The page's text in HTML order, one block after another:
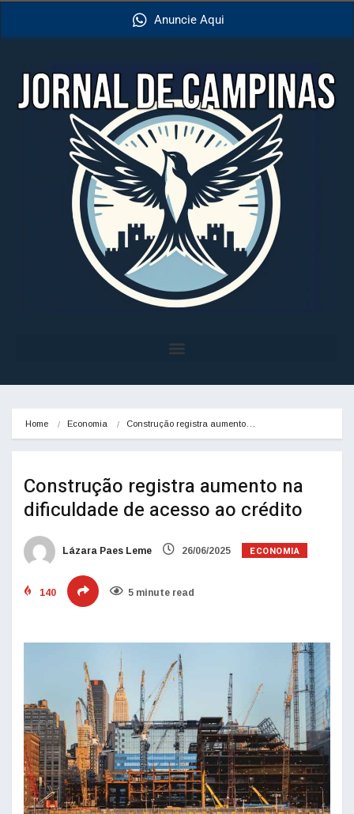
Anuncie Aqui
Home Economia Construção registra aumento…
Construção registra aumento na
dificuldade de acesso ao crédito
Lázara Paes Leme 26/06/2025 ECONOMIA
140 5 minute read